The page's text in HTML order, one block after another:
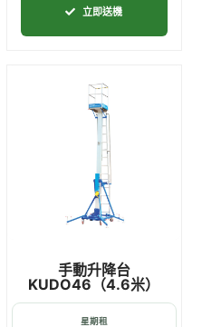
立即送機
手動升降台
KUDO46（4.6米）
星期租
產
品
有
多
種
款
式。
在
產
品